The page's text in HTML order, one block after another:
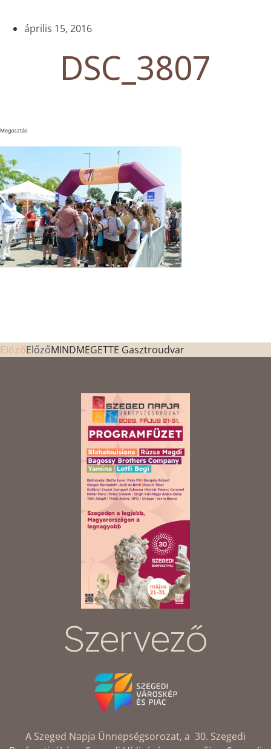
április 15, 2016
DSC_3807
Megosztás
ElőzőElőzőMINDMEGETTE Gasztroudvar
Szervező
A Szeged Napja Ünnepségsorozat, a 30. Szegedi